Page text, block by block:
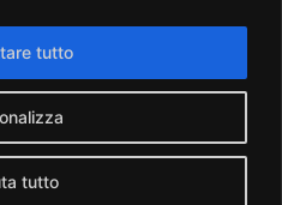
tutto
tutto